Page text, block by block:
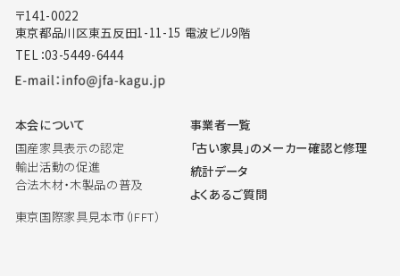
〒141-0022
東京都品川区東五反田1-11-15 電波ビル9階
TEL：03-5449-6444
本会について
国産家具表示の認定
輸出活動の促進
合法木材・木製品の普及
東京国際家具見本市（IFFT）
事業者一覧
「古い家具」のメーカー確認と修理
統計データ
よくあるご質問